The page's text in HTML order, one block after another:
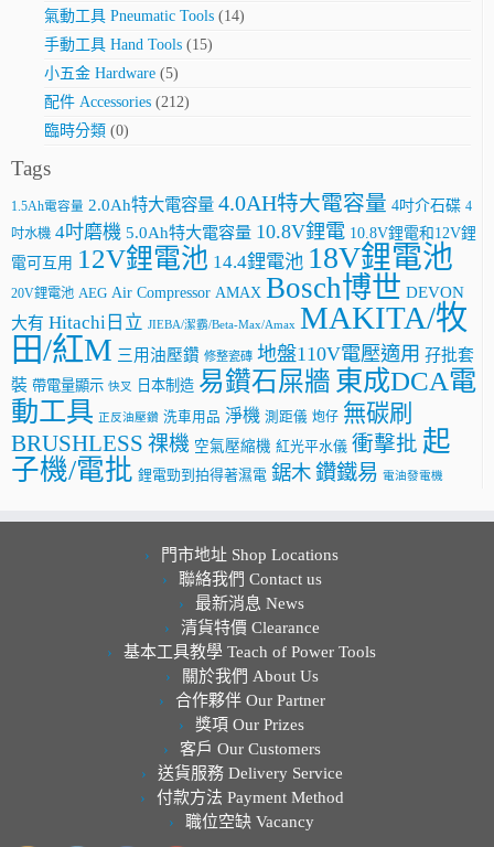
氣動工具 Pneumatic Tools (14)
手動工具 Hand Tools (15)
小五金 Hardware (5)
配件 Accessories (212)
臨時分類 (0)
Tags
1.5Ah電容量 2.0Ah特大電容量 4.0AH特大電容量 4吋介石碟 4
吋水機 4吋磨機 5.0Ah特大電容量 10.8V鋰電 10.8V鋰電和12V鋰
電可互用 12V鋰電池 14.4鋰電池 18V鋰電池
20V鋰電池 AEG Air Compressor AMAX Bosch博世 DEVON
大有 Hitachi日立 JIEBA/潔霸/Beta-Max/Amax MAKITA/牧
田/紅M 三用油壓鑽 修整瓷磚 地盤110V電壓適用 孖批套
裝 帶電量顯示 快叉 日本制造 易鑽石屎牆 東成DCA電
動工具 正反油壓鑽 洗車用品 淨機 測距儀 炮仔 無碳刷
BRUSHLESS 祼機 空氣壓縮機 紅光平水儀 衝擊批 起
子機/電批 鋰電勁到拍得著濕電 鋸木 鑽鐵易 電油發電機
門市地址 Shop Locations
聯絡我們 Contact us
最新消息 News
清貨特價 Clearance
基本工具教學 Teach of Power Tools
關於我們 About Us
合作夥伴 Our Partner
獎項 Our Prizes
客戶 Our Customers
送貨服務 Delivery Service
付款方法 Payment Method
職位空缺 Vacancy